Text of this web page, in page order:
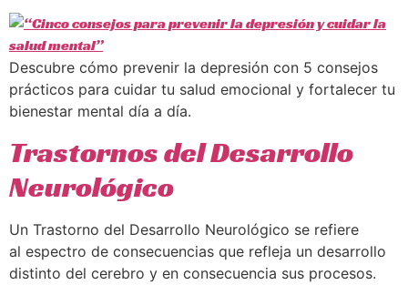
Descubre cómo prevenir la depresión con 5 consejos
prácticos para cuidar tu salud emocional y fortalecer tu
bienestar mental día a día.
Trastornos del Desarrollo
Neurológico
Un Trastorno del Desarrollo Neurológico se refiere
al espectro de consecuencias que refleja un desarrollo
distinto del cerebro y en consecuencia sus procesos.